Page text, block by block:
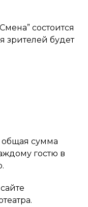
состоится
зрителей будет
сумма
гостю в